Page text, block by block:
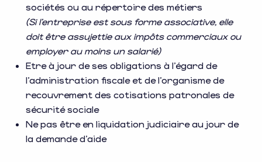
sociétés ou au répertoire des métiers
(Si l’entreprise est sous forme associative, elle
doit être assujettie aux impôts commerciaux ou
employer au moins un salarié)
Etre à jour de ses obligations à l’égard de
l’administration fiscale et de l’organisme de
recouvrement des cotisations patronales de
sécurité sociale
Ne pas être en liquidation judiciaire au jour de
la demande d’aide